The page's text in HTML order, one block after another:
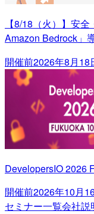
【8/18（火）】安
Amazon Bedrock」
開催前2026年8月18
DevelopersIO 2026
開催前2026年10月
セミナー一覧会社説